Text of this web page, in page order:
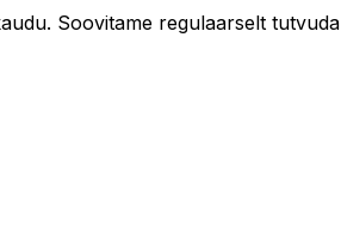
Soovitame regulaarselt tutvuda